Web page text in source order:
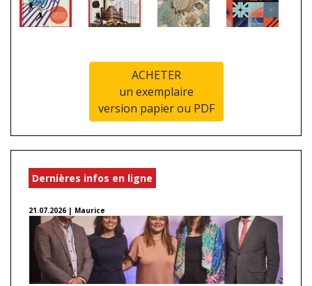
ACHETER
un exemplaire
version papier ou PDF
Dernières infos en ligne
21.07.2026 | Maurice